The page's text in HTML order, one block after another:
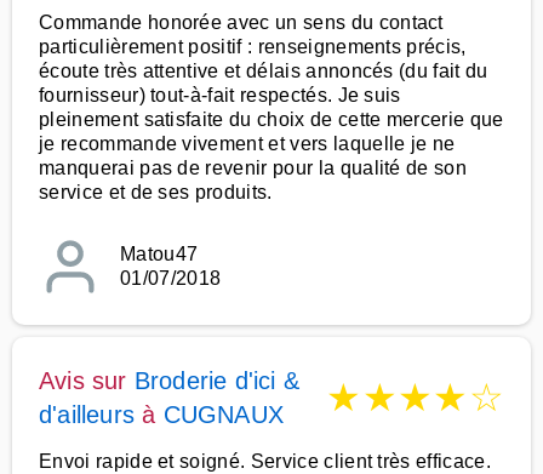
Commande honorée avec un sens du contact
particulièrement positif : renseignements précis,
écoute très attentive et délais annoncés (du fait du
fournisseur) tout-à-fait respectés. Je suis
pleinement satisfaite du choix de cette mercerie que
je recommande vivement et vers laquelle je ne
manquerai pas de revenir pour la qualité de son
service et de ses produits.
Matou47
01/07/2018
Avis sur Broderie d'ici &
d'ailleurs à CUGNAUX ★★★★☆
Envoi rapide et soigné. Service client très efficace.